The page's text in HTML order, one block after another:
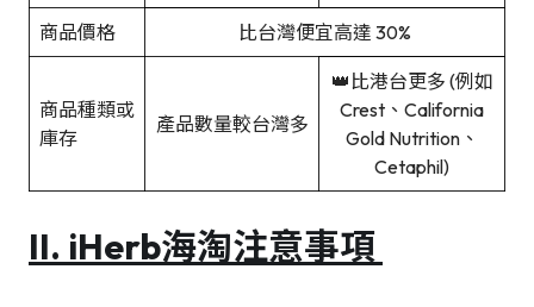
商品價格 比台灣便宜高達 30%
商品種類或
庫存
產品數量較台灣多
👑比港台更多 (例如
Crest、California
Gold Nutrition、
Cetaphil)
II. iHerb海淘注意事項